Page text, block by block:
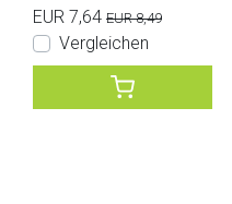
EUR 7,64 EUR 8,49
Vergleichen